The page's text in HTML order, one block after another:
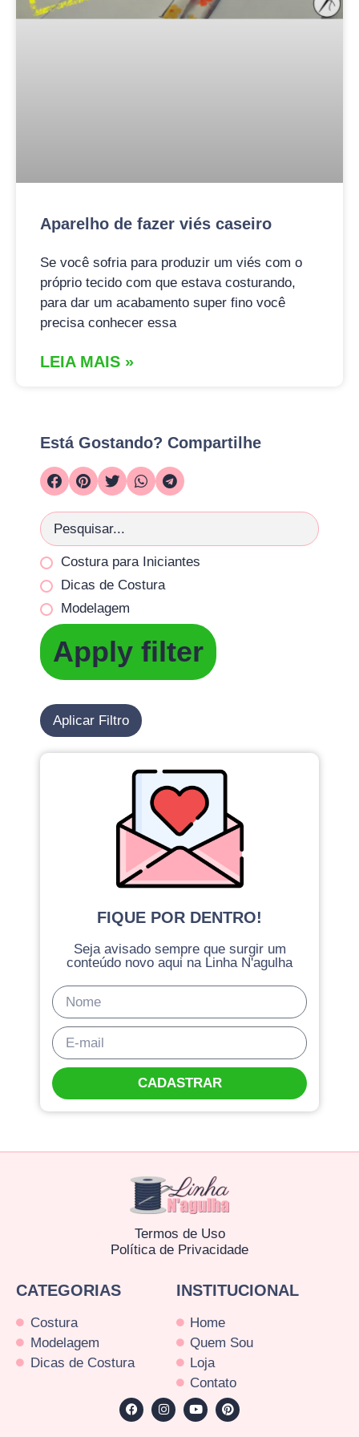
Aparelho de fazer viés caseiro
Se você sofria para produzir um viés com o
próprio tecido com que estava costurando,
para dar um acabamento super fino você
precisa conhecer essa
LEIA MAIS »
Está Gostando? Compartilhe
Costura para Iniciantes
Dicas de Costura
Modelagem
Apply filter
Aplicar Filtro
FIQUE POR DENTRO!
Seja avisado sempre que surgir um
conteúdo novo aqui na Linha N'agulha
CADASTRAR
Termos de Uso
Política de Privacidade
CATEGORIAS
Costura
Modelagem
Dicas de Costura
INSTITUCIONAL
Home
Quem Sou
Loja
Contato